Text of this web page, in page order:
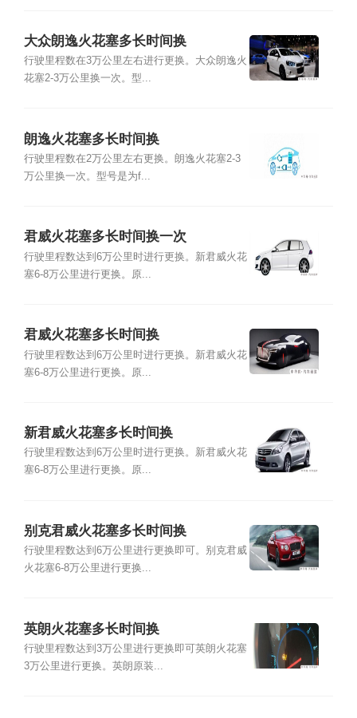
大众朗逸火花塞多长时间换
行驶里程数在3万公里左右进行更换。大众朗逸火
花塞2-3万公里换一次。型...
朗逸火花塞多长时间换
行驶里程数在2万公里左右更换。朗逸火花塞2-3
万公里换一次。型号是为f...
君威火花塞多长时间换一次
行驶里程数达到6万公里时进行更换。新君威火花
塞6-8万公里进行更换。原...
君威火花塞多长时间换
行驶里程数达到6万公里时进行更换。新君威火花
塞6-8万公里进行更换。原...
新君威火花塞多长时间换
行驶里程数达到6万公里时进行更换。新君威火花
塞6-8万公里进行更换。原...
别克君威火花塞多长时间换
行驶里程数达到6万公里进行更换即可。别克君威
火花塞6-8万公里进行更换...
英朗火花塞多长时间换
行驶里程数达到3万公里进行更换即可英朗火花塞
3万公里进行更换。英朗原装...